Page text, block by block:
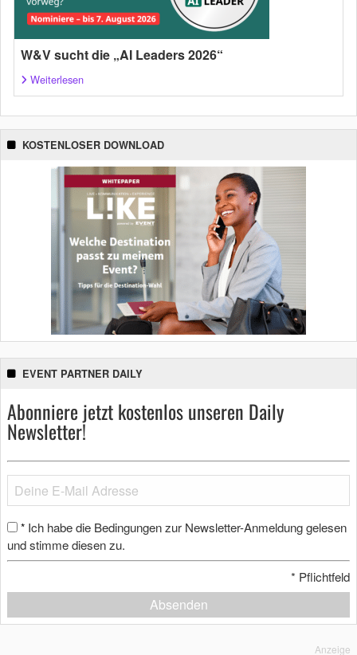
W&V sucht die „AI Leaders 2026“
Weiterlesen
KOSTENLOSER DOWNLOAD
EVENT PARTNER DAILY
Abonniere jetzt kostenlos unseren Daily
Newsletter!
* Ich habe die Bedingungen zur Newsletter-Anmeldung gelesen
und stimme diesen zu.
* Pflichtfeld
Absenden
Anzeige